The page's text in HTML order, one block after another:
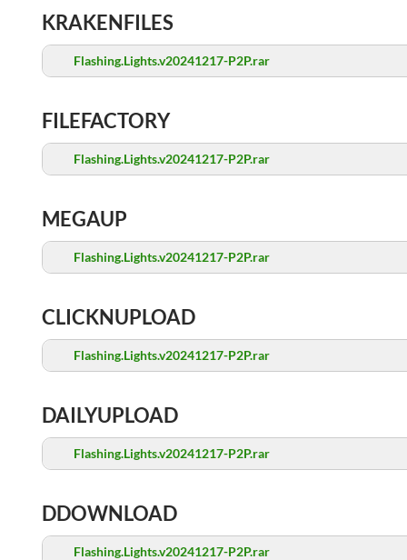
KRAKENFILES
Flashing.Lights.v20241217-P2P.rar
FILEFACTORY
Flashing.Lights.v20241217-P2P.rar
MEGAUP
Flashing.Lights.v20241217-P2P.rar
CLICKNUPLOAD
Flashing.Lights.v20241217-P2P.rar
DAILYUPLOAD
Flashing.Lights.v20241217-P2P.rar
DDOWNLOAD
Flashing.Lights.v20241217-P2P.rar